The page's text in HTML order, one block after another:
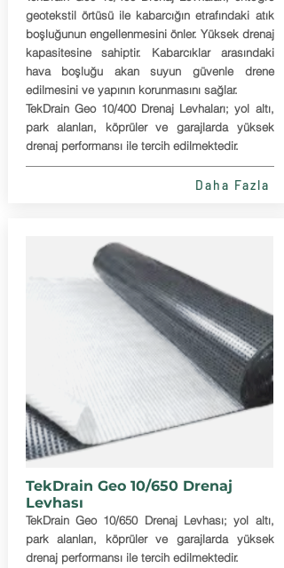
geotekstil örtüsü ile kabarcığın etrafındaki atık
boşluğunun engellenmesini önler. Yüksek drenaj
kapasitesine sahiptir. Kabarcıklar arasındaki
hava boşluğu akan suyun güvenle drene
edilmesini ve yapının korunmasını sağlar.
TekDrain Geo 10/400 Drenaj Levhaları; yol altı,
park alanları, köprüler ve garajlarda yüksek
drenaj performansı ile tercih edilmektedir.
Daha Fazla
TekDrain Geo 10/650 Drenaj
Levhası
TekDrain Geo 10/650 Drenaj Levhası; yol altı,
park alanları, köprüler ve garajlarda yüksek
drenaj performansı ile tercih edilmektedir.